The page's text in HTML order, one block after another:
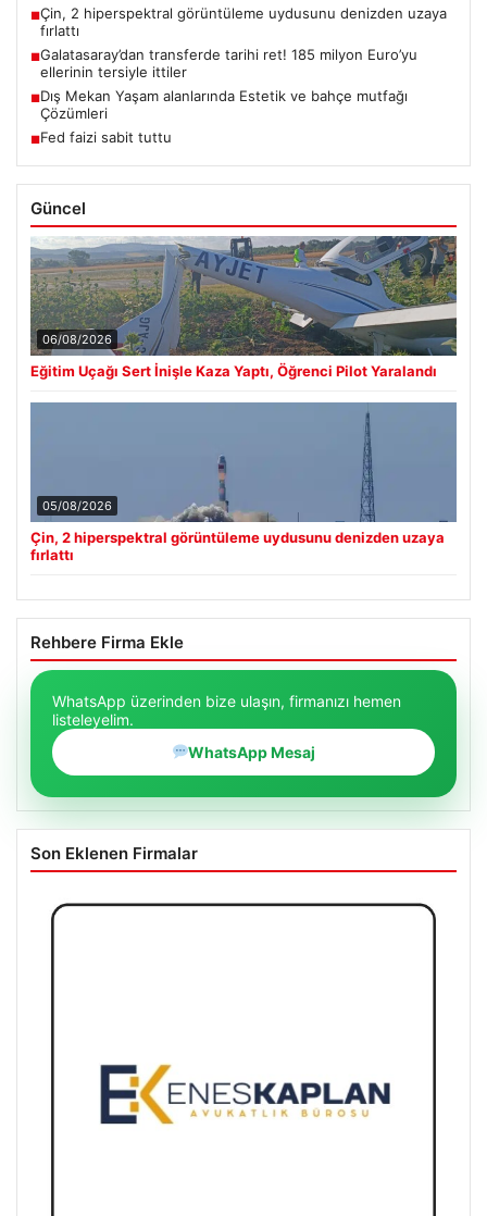
■Çin, 2 hiperspektral görüntüleme uydusunu denizden uzaya
fırlattı
■Galatasaray’dan transferde tarihi ret! 185 milyon Euro’yu
ellerinin tersiyle ittiler
■Dış Mekan Yaşam alanlarında Estetik ve bahçe mutfağı
Çözümleri
■Fed faizi sabit tuttu
Güncel
06/08/2026
Eğitim Uçağı Sert İnişle Kaza Yaptı, Öğrenci Pilot Yaralandı
05/08/2026
Çin, 2 hiperspektral görüntüleme uydusunu denizden uzaya
fırlattı
Rehbere Firma Ekle
WhatsApp üzerinden bize ulaşın, firmanızı hemen
listeleyelim.
WhatsApp Mesaj
Son Eklenen Firmalar